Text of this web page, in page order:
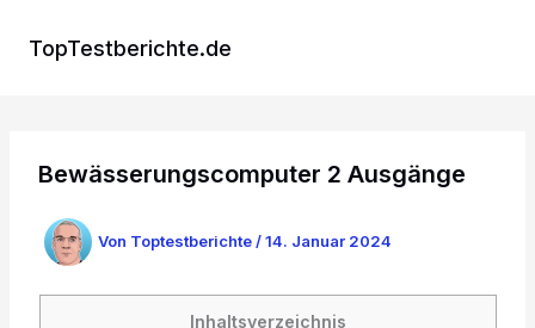
InhaltTopTestberichte.de
Bewässerungscomputer 2 Ausgänge
Von Toptestberichte /14. Januar 2024
Inhaltsverzeichnis